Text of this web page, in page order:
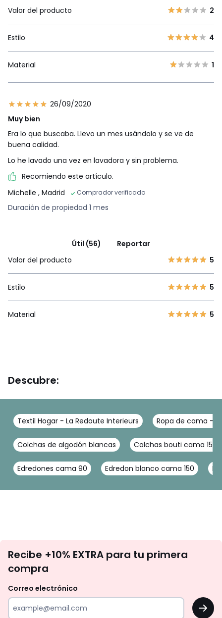
Valor del producto
2
Estilo 4
Material 1
26/09/2020
Muy bien
Era lo que buscaba. Llevo un mes usándolo y se ve de
buena calidad.
Lo he lavado una vez en lavadora y sin problema.
Recomiendo este artículo.
Michelle , Madrid Comprador verificado
Duración de propiedad 1 mes
Útil (56)
Reportar
Valor del producto
5
Estilo 5
Material 5
Descubre:
Textil Hogar - La Redoute Interieurs Ropa de cama -
Colchas de algodón blancas Colchas bouti cama 150
Edredones cama 90 Edredon blanco cama 150
te
tu
Recibe +10% EXTRA para tu primera
compra
Correo electrónico
OK